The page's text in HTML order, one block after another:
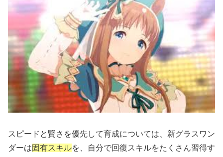
スピードと賢さを優先して育成については、新グラスワン
ダーは固有スキルを、自分で回復スキルをたくさん習得す